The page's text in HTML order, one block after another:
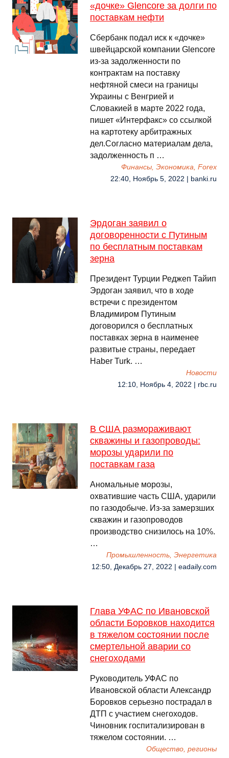
«дочке» Glencore за долги по
поставкам нефти
Сбербанк подал иск к «дочке»
швейцарской компании Glencore
из-за задолженности по
контрактам на поставку
нефтяной смеси на границы
Украины с Венгрией и
Словакией в марте 2022 года,
пишет «Интерфакс» со ссылкой
на картотеку арбитражных
дел.Согласно материалам дела,
задолженность п …
Финансы, Экономика, Forex
22:40, Ноябрь 5, 2022 | banki.ru
Эрдоган заявил о
договоренности с Путиным
по бесплатным поставкам
зерна
Президент Турции Реджеп Тайип
Эрдоган заявил, что в ходе
встречи с президентом
Владимиром Путиным
договорился о бесплатных
поставках зерна в наименее
развитые страны, передает
Haber Turk. …
Новости
12:10, Ноябрь 4, 2022 | rbc.ru
В США размораживают
скважины и газопроводы:
морозы ударили по
поставкам газа
Аномальные морозы,
охватившие часть США, ударили
по газодобыче. Из-за замерзших
скважин и газопроводов
производство снизилось на 10%.
…
Промышленность, Энергетика
12:50, Декабрь 27, 2022 | eadaily.com
Глава УФАС по Ивановской
области Боровков находится
в тяжелом состоянии после
смертельной аварии со
снегоходами
Руководитель УФАС по
Ивановской области Александр
Боровков серьезно пострадал в
ДТП с участием снегоходов.
Чиновник госпитализирован в
тяжелом состоянии. …
Общество, регионы